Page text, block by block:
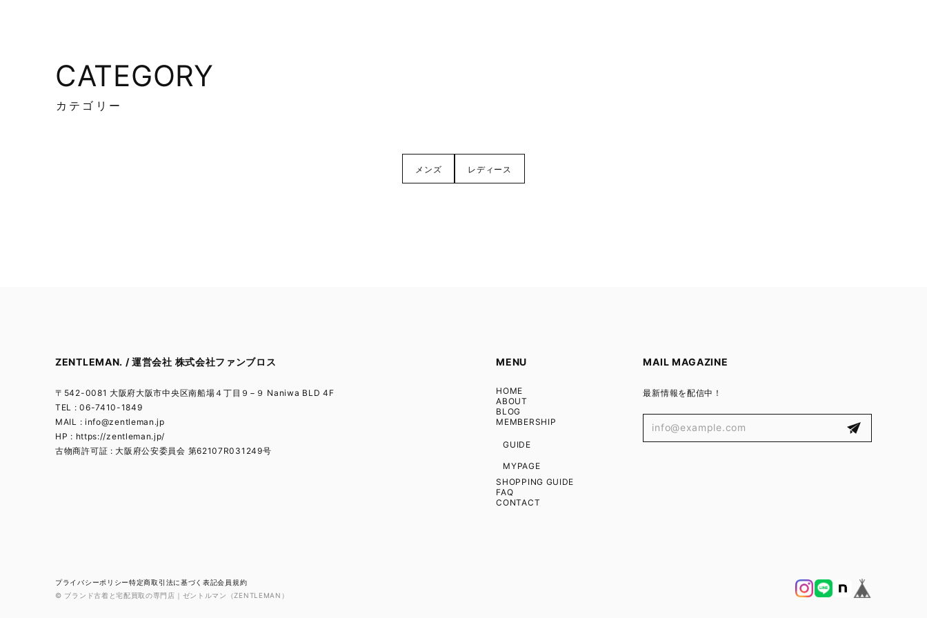
CATEGORY
カテゴリー
メンズ レディース
ZENTLEMAN. / 運営会社 株式会社ファンブロス
〒542-0081 大阪府大阪市中央区南船場４丁目９−９ Naniwa BLD 4F
TEL : 06-7410-1849
MAIL : info@zentleman.jp
HP : https://zentleman.jp/
古物商許可証 : 大阪府公安委員会 第62107R031249号
MENU
HOME
ABOUT
BLOG
MEMBERSHIP
GUIDE
MYPAGE
SHOPPING GUIDE
FAQ
CONTACT
MAIL MAGAZINE
最新情報を配信中！
プライバシーポリシー特定商取引法に基づく表記会員規約
© ブランド古着と宅配買取の専門店｜ゼントルマン（ZENTLEMAN）